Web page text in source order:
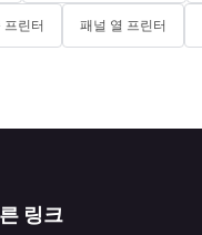
프린터 패널 열 프린터
링크